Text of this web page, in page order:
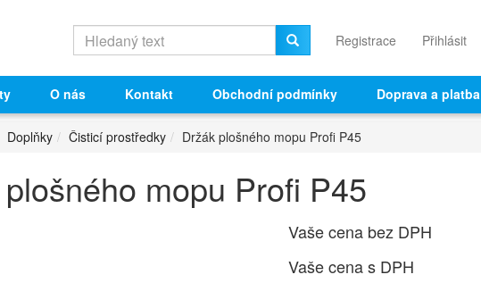
Registrace Přihlásit
O nás Kontakt Obchodní podmínky Doprava a platba
Doplňky Čisticí prostředky Držák plošného mopu Profi P45
mopu Profi P45
Vaše cena bez DPH
Vaše cena s DPH